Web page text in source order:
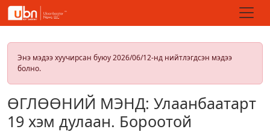
Энэ мэдээ хуучирсан буюу 2026/06/12-нд нийтлэгдсэн мэдээ
болно.
ӨГЛӨӨНИЙ МЭНД: Улаанбаатарт
19 хэм дулаан. Бороотой